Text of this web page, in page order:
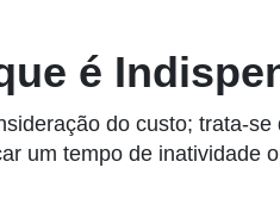
é
do custo; trata-se
um tempo de inatividade